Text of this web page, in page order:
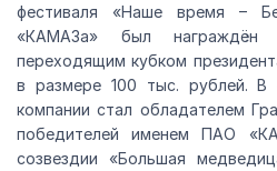
фестиваля «Наше время –
«КАМАЗа» был награждён
переходящим кубком
в размере 100 тыс. рублей. В
компании стал обладателем
победителей именем ПАО
созвездии «Большая